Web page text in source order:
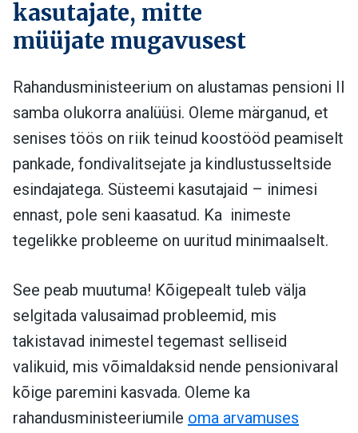
kasutajate, mitte
müüjate mugavusest
Rahandusministeerium on alustamas pensioni II
samba olukorra analüüsi. Oleme märganud, et
senises töös on riik teinud koostööd peamiselt
pankade, fondivalitsejate ja kindlustusseltside
esindajatega. Süsteemi kasutajaid – inimesi
ennast, pole seni kaasatud. Ka inimeste
tegelikke probleeme on uuritud minimaalselt.
See peab muutuma! Kõigepealt tuleb välja
selgitada valusaimad probleemid, mis
takistavad inimestel tegemast selliseid
valikuid, mis võimaldaksid nende pensionivaral
kõige paremini kasvada. Oleme ka
rahandusministeeriumile oma arvamuses